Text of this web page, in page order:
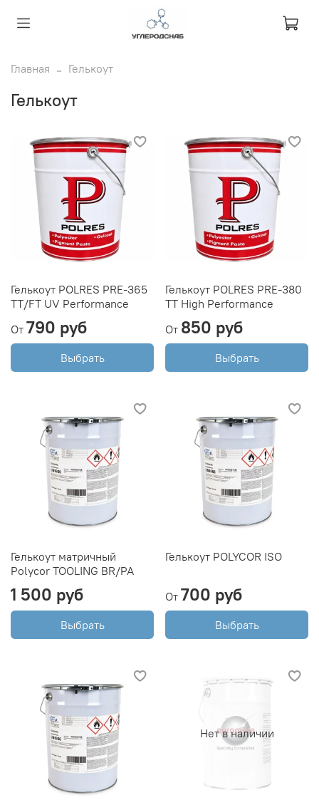
Главная Гелькоут
Гелькоут
Гелькоут POLRES PRE-365
ТТ/FT UV Performance
От 790 руб
Выбрать
Гелькоут POLRES PRE-380
TT High Performance
От 850 руб
Выбрать
Гелькоут матричный
Polycor TOOLING BR/PA
1 500 руб
Выбрать
Гелькоут POLYCOR ISO
От 700 руб
Выбрать
Нет в наличии